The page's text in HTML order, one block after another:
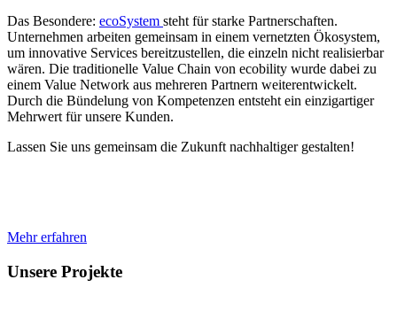
Das Besondere: ecoSystem steht für starke Partnerschaften.
Unternehmen arbeiten gemeinsam in einem vernetzten Ökosystem,
um innovative Services bereitzustellen, die einzeln nicht realisierbar
wären. Die traditionelle Value Chain von ecobility wurde dabei zu
einem Value Network aus mehreren Partnern weiterentwickelt.
Durch die Bündelung von Kompetenzen entsteht ein einzigartiger
Mehrwert für unsere Kunden.
Lassen Sie uns gemeinsam die Zukunft nachhaltiger gestalten!
Mehr erfahren
Unsere Projekte